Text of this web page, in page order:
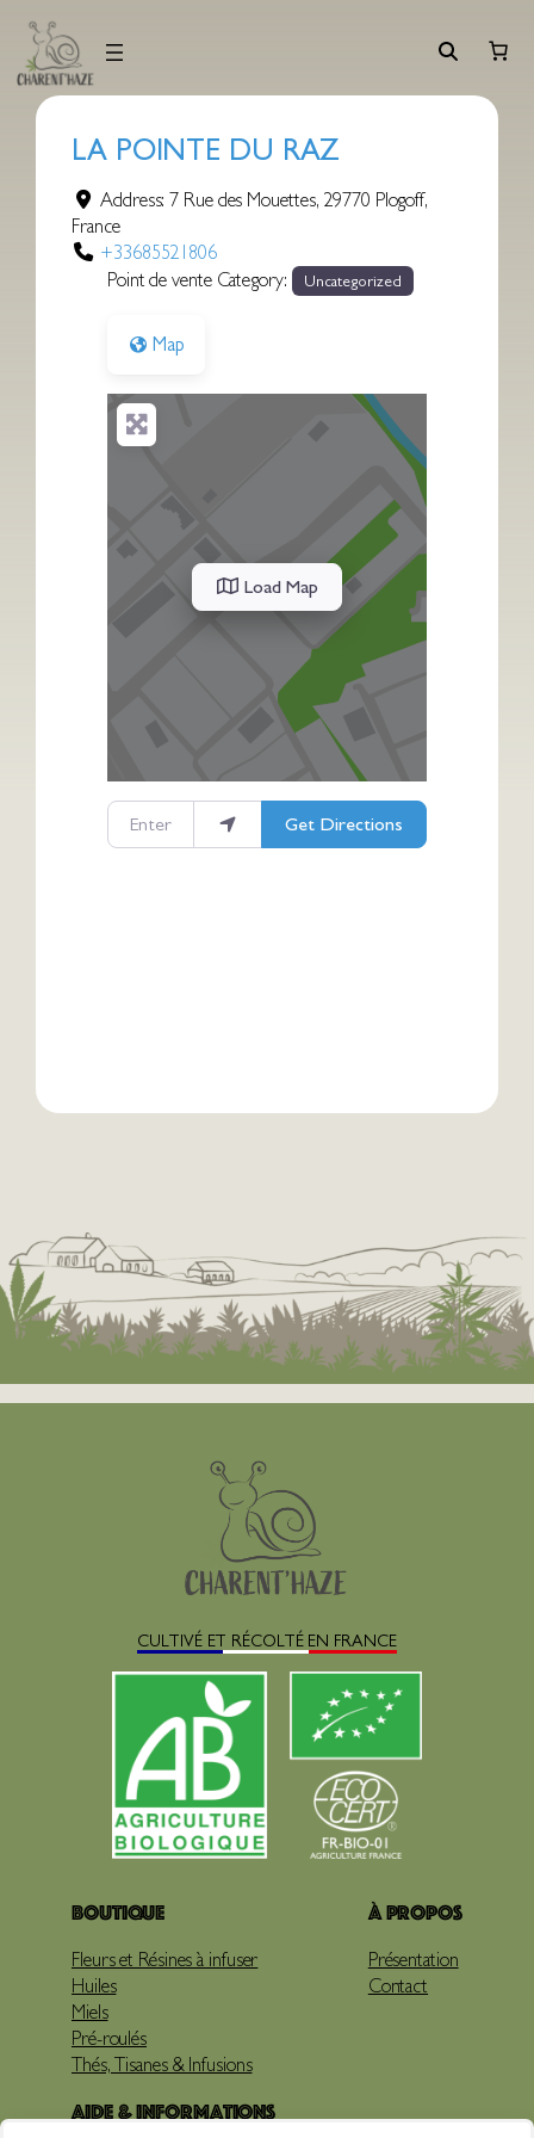
contenu
LA POINTE DU RAZ
Address:7 Rue des Mouettes, 29770 Plogoff,
France
+33685521806
Point de vente Category:
Uncategorized
Map
Load Map
Enter your location
Get Directions
CULTIVÉ ET RÉCOLTÉ EN FRANCE
Boutique
Fleurs et Résines à infuser
Huiles
Miels
Pré-roulés
Thés, Tisanes & Infusions
À propos
Présentation
Contact
Aide & Informations